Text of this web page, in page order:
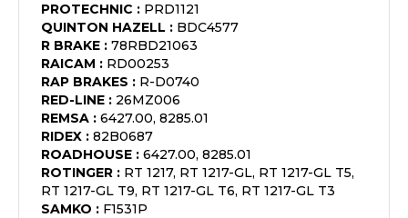
PROTECHNIC : PRD1121
QUINTON HAZELL : BDC4577
R BRAKE : 78RBD21063
RAICAM : RD00253
RAP BRAKES : R-D0740
RED-LINE : 26MZ006
REMSA : 6427.00, 8285.01
RIDEX : 82B0687
ROADHOUSE : 6427.00, 8285.01
ROTINGER : RT 1217, RT 1217-GL, RT 1217-GL T5,
RT 1217-GL T9, RT 1217-GL T6, RT 1217-GL T3
SAMKO : F1531P